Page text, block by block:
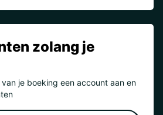
zolang je
je boeking een account aan en